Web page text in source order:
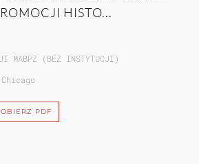
HISTO...
MABPZ (BEZ INSTYTUCJI)
Chicago
PDF